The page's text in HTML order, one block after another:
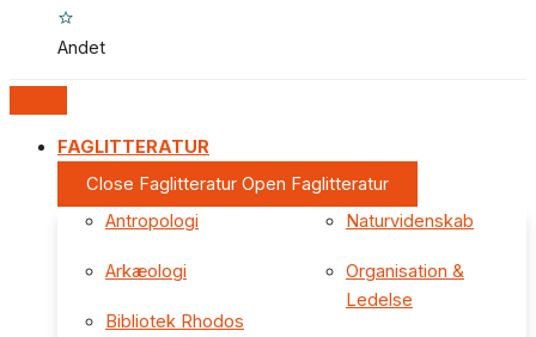
Andet
FAGLITTERATUR
Close Faglitteratur Open Faglitteratur
Antropologi
Arkæologi
Bibliotek Rhodos
Naturvidenskab
Organisation &
Ledelse